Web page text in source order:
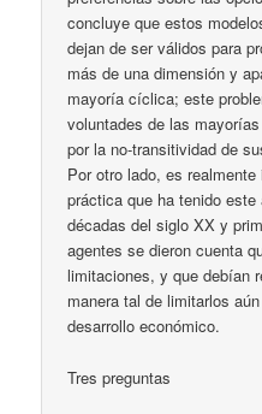
concluye que estos
dejan de ser válidos para
más de una dimensión y
mayoría cíclica; este
voluntades de las
por la no-transitividad de
Por otro lado, es
práctica que ha tenido
décadas del siglo XX y
agentes se dieron cuenta
limitaciones, y que debían
manera tal de limitarlos
desarrollo económico.
Tres preguntas